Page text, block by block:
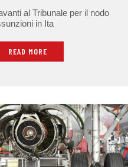
al Tribunale per il nodo
in Ita
READ MORE